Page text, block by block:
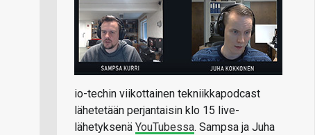
io-techin viikottainen tekniikkapodcast
lähetetään perjantaisin klo 15 live-
lähetyksenä YouTubessa. Sampsa ja Juha